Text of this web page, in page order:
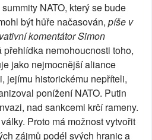
NATO, který se bude
být hůře načasován, píše v
komentátor Simon
přehlídka nemohoucnosti toho,
jako nejmocnější aliance
jejímu historickému nepříteli,
ponížení NATO. Putin
nad sankcemi krčí rameny.
Proto má možnost vytvořit
zájmů podél svých hranic a